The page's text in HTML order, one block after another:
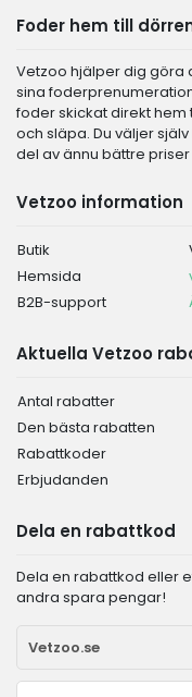
Foder hem till
Vetzoo hjälper dig göra
sina
foder skickat direkt hem
och släpa. Du väljer
del av ännu bättre
Vetzoo information
Butik
Hemsida
B2B-support
Aktuella Vetzoo
Antal rabatter
Den bästa rabatten
Rabattkoder
Erbjudanden
Dela en rabattkod
Dela en rabattkod eller
andra spara pengar!